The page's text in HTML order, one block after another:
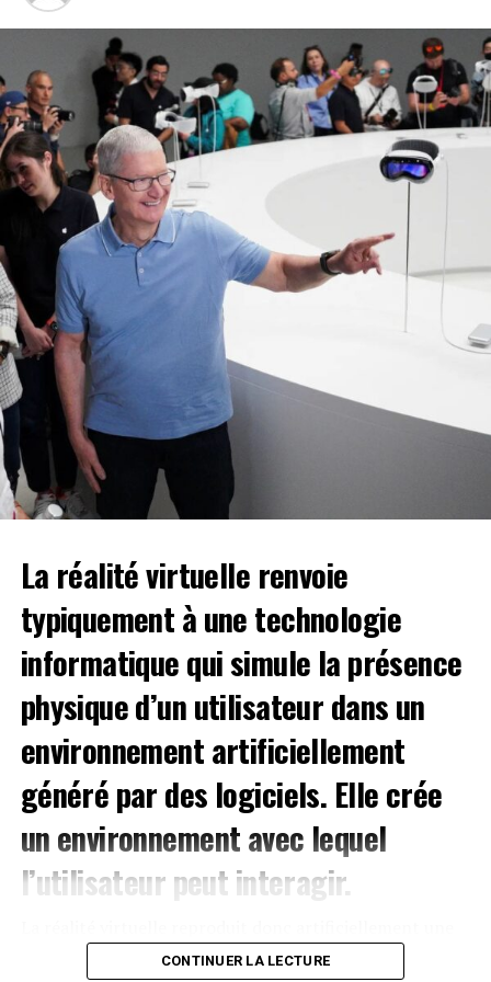
dolore magnam aliquam quaerat voluptatem. Ut enim ad
minima veniam, quis nostrum exercitationem ullam
corporis suscipit laboriosam, nisi ut aliquid ex ea
commodi consequatur.
Facebook
Twitter
EmailWhatsAppPartager
Comments
comments
SUJETS ASSOCIÉS: BUSINESS
GLOBE
OFFICE
SUIVANT
MSNBC finishes first in primetime basic cable for first
time ever
3 Ways to make your business presentation more
Herve Christ
La réalité virtuelle renvoie
typiquement à une technologie
informatique qui simule la présence
physique d’un utilisateur dans un
environnement artificiellement
généré par des logiciels. Elle crée
un environnement avec lequel
l’utilisateur peut interagir.
expérience sensorielle, qui peut inclure la vue,
CONTINUER LA LECTURE